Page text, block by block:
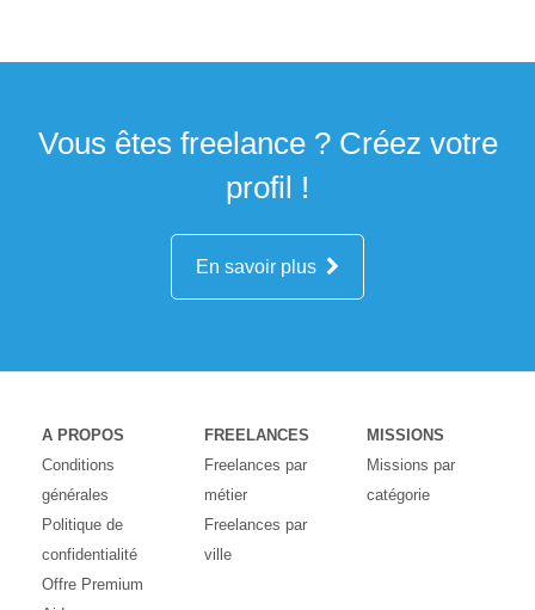
Vous êtes freelance ? Créez votre
profil !
En savoir plus
A PROPOS
Conditions
générales
Politique de
confidentialité
Offre Premium
FREELANCES
Freelances par
métier
Freelances par
ville
MISSIONS
Missions par
catégorie